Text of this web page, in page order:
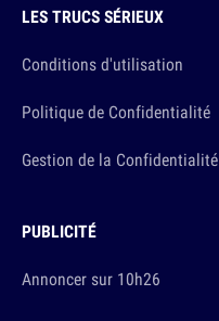
LES TRUCS SÉRIEUX
Conditions d'utilisation
Politique de Confidentialité
Gestion de la Confidentialité
PUBLICITÉ
Annoncer sur 10h26